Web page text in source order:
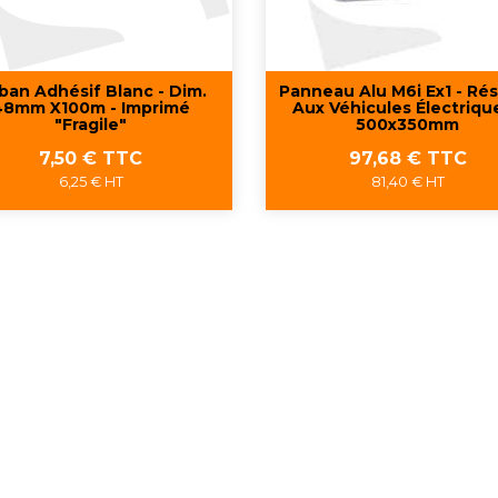
Adhésif Blanc - Dim.
X100m - Imprimé
"fragile"
Prix
7,50 € TTC
6,25 € HT
Panneau Alu M6i Ex1 -
Aux Véhicules
500x350mm
Prix
97,68 € TTC
81,40 € HT